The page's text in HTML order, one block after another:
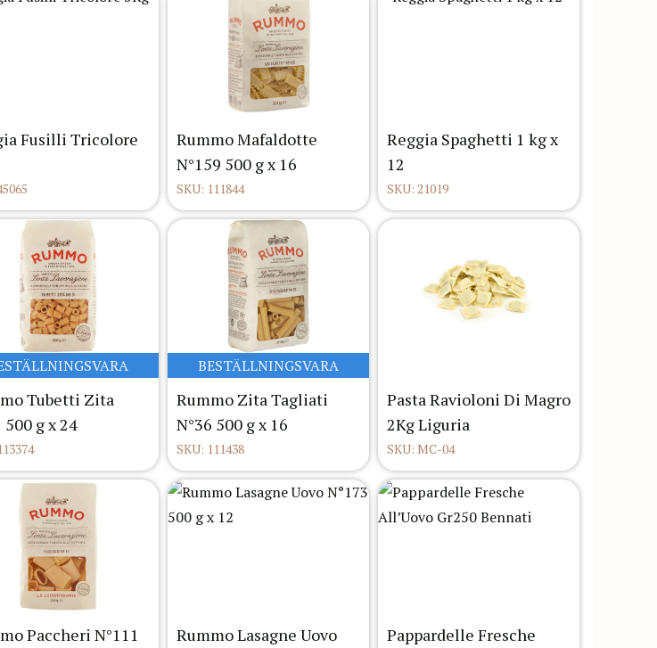
Fusilli Tricolore
Rummo Mafaldotte
N°159 500 g x 16
SKU: 111844
Reggia Spaghetti 1 kg x
12
SKU: 21019
Tubetti Zita
500 g x 24
BESTÄLLNINGSVARA
Rummo Zita Tagliati
N°36 500 g x 16
SKU: 111438
Pasta Ravioloni Di Magro
2Kg Liguria
SKU: MC-04
Paccheri N°111
Rummo Lasagne Uovo
Pappardelle Fresche